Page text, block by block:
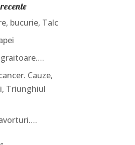
bucurie, Talc
Cauze,
Triunghiul